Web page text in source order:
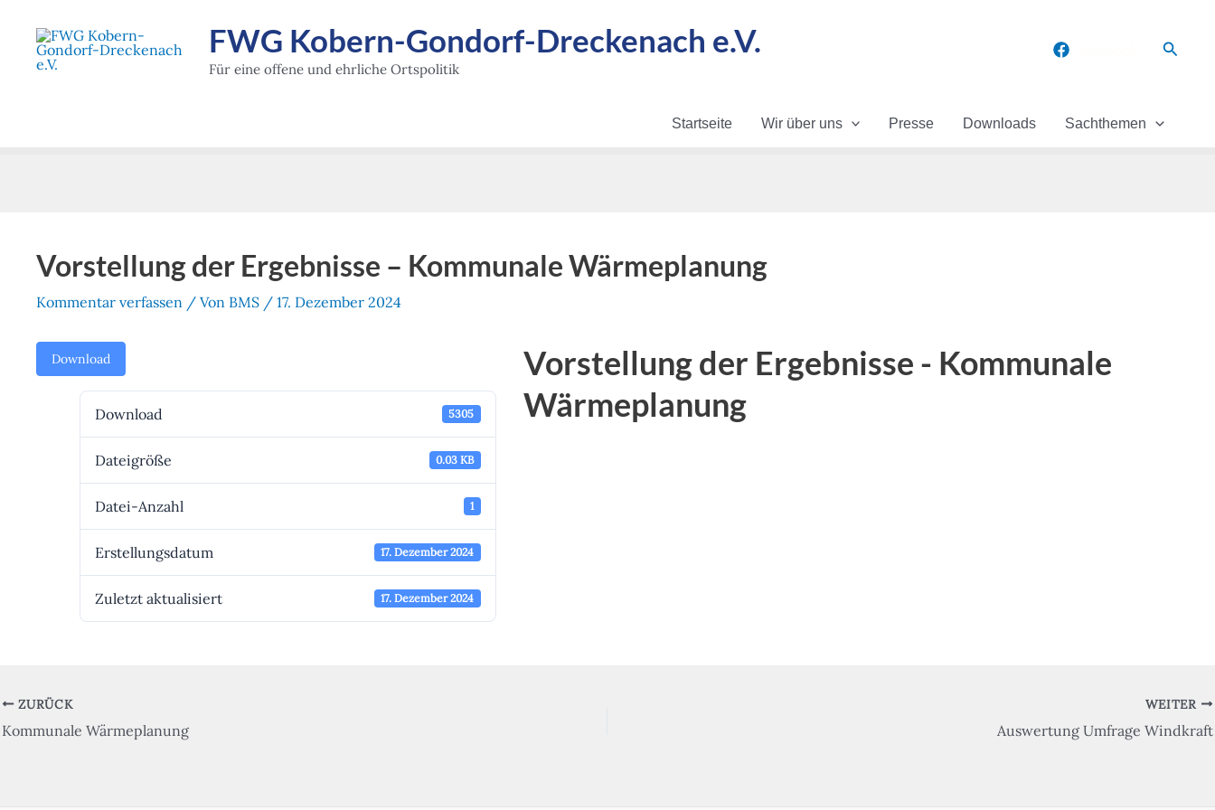
Inhalt
springen
FWG Kobern-Gondorf-Dreckenach e.V.
Für eine offene und ehrliche Ortspolitik
Startseite Wir über uns Presse Downloads Sachthemen
Vorstellung der Ergebnisse – Kommunale Wärmeplanung
Kommentar verfassen / Von BMS / 17. Dezember 2024
Download
Download 5305
Dateigröße 0.03 KB
Datei-Anzahl 1
Erstellungsdatum 17. Dezember 2024
Zuletzt aktualisiert 17. Dezember 2024
Vorstellung der Ergebnisse - Kommunale
Wärmeplanung
ZURÜCK
Kommunale Wärmeplanung
WEITER
Auswertung Umfrage Windkraft